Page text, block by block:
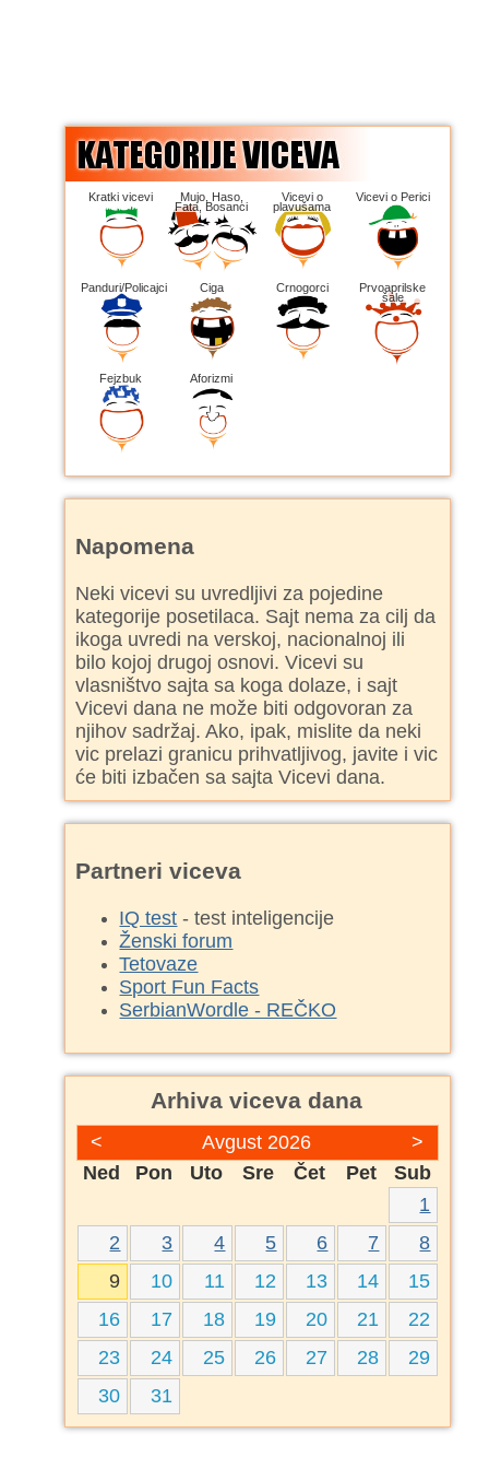
Kratki vicevi Mujo, Haso,
Fata, Bosanci
Vicevi o
plavušama
Vicevi o Perici
Panduri/Policajci Ciga Crnogorci Prvoaprilske
šale
Fejzbuk Aforizmi
Napomena
Neki vicevi su uvredljivi za pojedine
kategorije posetilaca. Sajt nema za cilj da
ikoga uvredi na verskoj, nacionalnoj ili
bilo kojoj drugoj osnovi. Vicevi su
vlasništvo sajta sa koga dolaze, i sajt
Vicevi dana ne može biti odgovoran za
njihov sadržaj. Ako, ipak, mislite da neki
vic prelazi granicu prihvatljivog, javite i vic
će biti izbačen sa sajta Vicevi dana.
Partneri viceva
IQ test - test inteligencije
Ženski forum
Tetovaze
Sport Fun Facts
SerbianWordle - REČKO
Arhiva viceva dana
< >
Avgust 2026
Ned
Pon Uto Sre Čet Pet
Sub
1
2
3 4 5 6 7
8
9
10 11 12 13 14
15
16
17 18 19 20 21
22
23
24 25 26 27 28
29
30
31